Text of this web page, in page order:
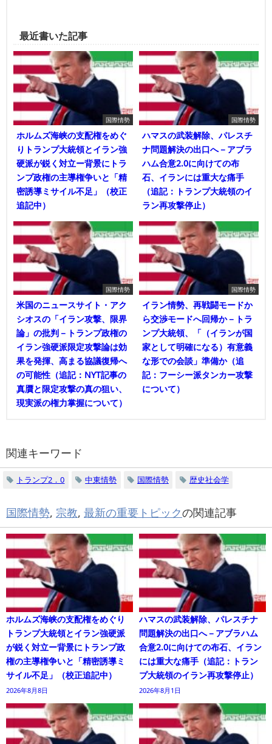
最近書いた記事
国際情勢
ホルムズ海峡の支配権をめぐ
りトランプ大統領とイラン強
硬派が鋭く対立ー背景にトラ
ンプ政権の主導権争いと「精
密誘導ミサイル不足」（校正
追記中）
国際情勢
ハマスの武装解除、パレスチ
ナ問題解決の出口へ－アブラ
ハム合意2.0に向けての布
石、イランには重大な痛手
（追記：トランプ大統領のイ
ラン再攻撃停止）
国際情勢
米国のニュースサイト・アク
シオスの「イラン攻撃、限界
論」の批判－トランプ政権の
イラン強硬派限定攻撃論は効
果を発揮、高まる協議復帰へ
の可能性（追記：NYT記事の
真贋と限定攻撃の真の狙い、
現実派の権力掌握について）
国際情勢
イラン情勢、再戦闘モードか
ら交渉モードへ回帰か－トラ
ンプ大統領、「（イランが国
家として明確になる）有意義
な形での会談」準備か（追
記：フーシー派タンカー攻撃
について）
関連キーワード
トランプ2．0 中東情勢 国際情勢 歴史社会学
国際情勢, 宗教, 最新の重要トピックの関連記事
ホルムズ海峡の支配権をめぐり
トランプ大統領とイラン強硬派
が鋭く対立ー背景にトランプ政
権の主導権争いと「精密誘導ミ
サイル不足」（校正追記中）
2026年8月8日
ハマスの武装解除、パレスチナ
問題解決の出口へ－アブラハム
合意2.0に向けての布石、イラン
には重大な痛手（追記：トラン
プ大統領のイラン再攻撃停止）
2026年8月1日